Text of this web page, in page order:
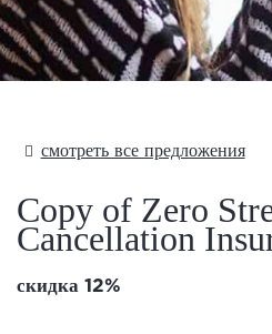
Text Here
смотреть все предложения
Copy of Zero
Cancellation
скидка 12%